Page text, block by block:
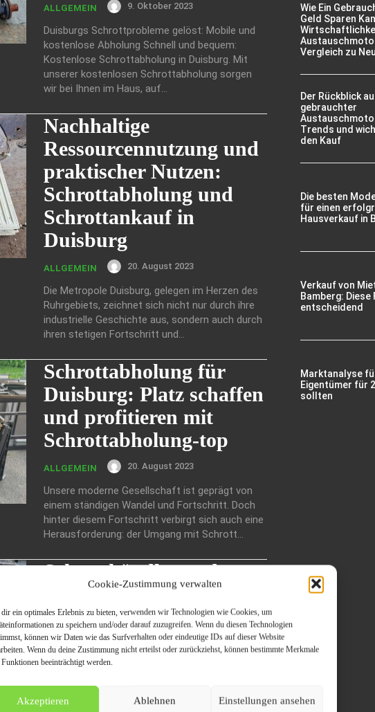
Cookie-Zustimmung verwalten
ein optimales Erlebnis zu bieten, verwenden wir Technologien wie Cookies, um
zu speichern und/oder darauf zuzugreifen. Wenn du diesen Technologien
können wir Daten wie das Surfverhalten oder eindeutige IDs auf dieser Website
Wenn du deine Zustimmung nicht erteilst oder zurückziehst, können bestimmte Merkmale
beeinträchtigt werden.
Akzeptieren Ablehnen Einstellungen ansehen
ALLGEMEIN 9. Oktober 2023
Duisburgs Schrottprobleme gelöst: Mobile und
kostenlose Abholung Schnell und bequem:
Kostenlose Schrottabholung in Duisburg. Mit
unserer kostenlosen Schrottabholung sorgen
wir bei Ihnen im Haus, auf...
Nachhaltige
Ressourcennutzung und
praktischer Nutzen:
Schrottabholung und
Schrottankauf in
Duisburg
ALLGEMEIN 20. August 2023
Die Metropole Duisburg, gelegen im Herzen des
Ruhrgebiets, zeichnet sich nicht nur durch ihre
industrielle Geschichte aus, sondern auch durch
ihren stetigen Fortschritt und...
Schrottabholung für
Duisburg: Platz schaffen
und profitieren mit
Schrottabholung-top
ALLGEMEIN 20. August 2023
Unsere moderne Gesellschaft ist geprägt von
einem ständigen Wandel und Fortschritt. Doch
hinter diesem Fortschritt verbirgt sich auch eine
Herausforderung: der Umgang mit Schrott...
Schrotthändler und
Schrottservice in
Duisburg: Umfassendes
Angebot
ALLGEMEIN
Die lebhafte Stadt Duisburg am Rande des
Ruhrgebiets ist nicht nur für ihre industrielle
Wie Ein
Geld Sparen
Vergleich zu
Der Rückblick
gebrauchter
Trends und
den Kauf
Die besten
für einen
Hausverkauf in
Verkauf von
Bamberg: Diese
entscheidend
Marktanalyse
Eigentümer für
sollten